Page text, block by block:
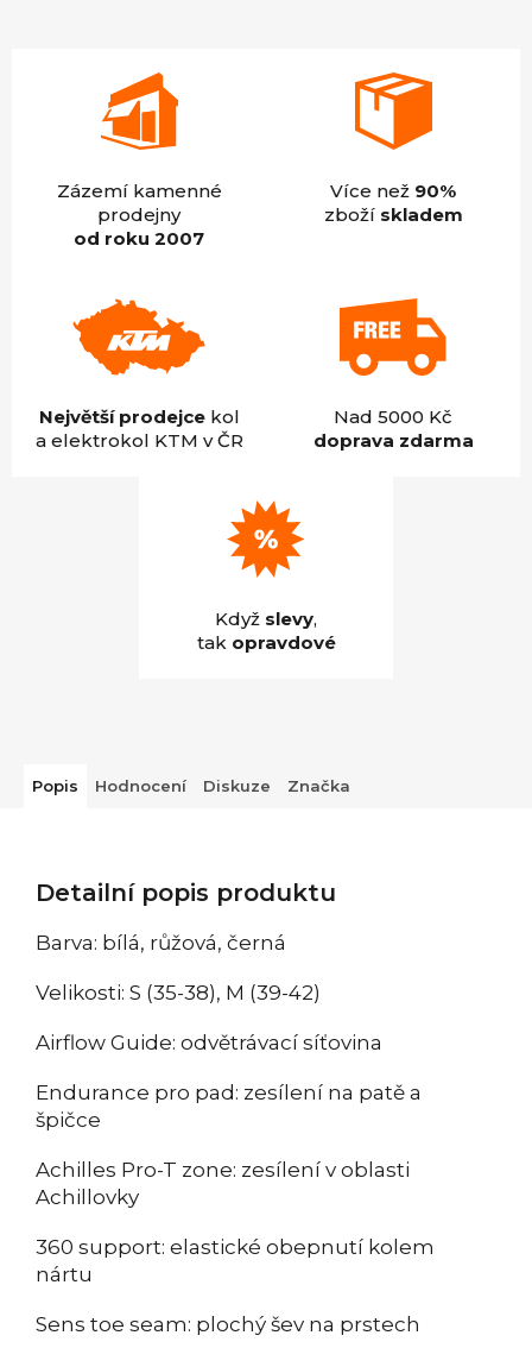
Zázemí kamenné
prodejny
od roku 2007
Více než 90%
zboží skladem
Největší prodejcekol
a elektrokol KTM v ČR
Nad 5000 Kč
doprava zdarma
Když slevy,
tak opravdové
Popis Hodnocení Diskuze Značka
Detailní popis produktu
Barva: bílá, růžová, černá
Velikosti: S (35-38), M (39-42)
Airflow Guide: odvětrávací síťovina
Endurance pro pad: zesílení na patě a
špičce
Achilles Pro-T zone: zesílení v oblasti
Achillovky
360 support: elastické obepnutí kolem
nártu
Sens toe seam: plochý šev na prstech